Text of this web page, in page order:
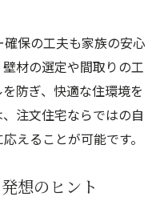
保の工夫も家族の安心
材の選定や間取りの工
防ぎ、快適な住環境を
注文住宅ならではの自
えることが可能です。
想のヒント